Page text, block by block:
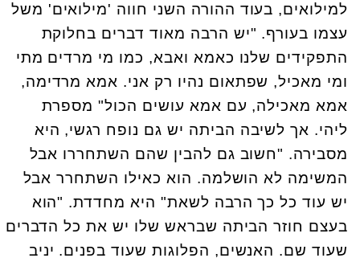
למילואים, בעוד ההורה השני חווה 'מילואים' משל
עצמו בעורף. "יש הרבה מאוד דברים בחלוקת
התפקידים שלנו כאמא ואבא, כמו מי מרדים מתי
ומי מאכיל, שפתאום נהיו רק אני. אמא מרדימה,
אמא מאכילה, עם אמא עושים הכול" מספרת
ליהי. אך לשיבה הביתה יש גם נופח רגשי, היא
מסבירה. "חשוב גם להבין שהם השתחררו אבל
המשימה לא הושלמה. הוא כאילו השתחרר אבל
יש עוד כל כך הרבה לשאת" היא מחדדת. "הוא
בעצם חוזר הביתה שבראש שלו יש את כל הדברים
שעוד שם. האנשים, הפלוגות שעוד בפנים. יניב